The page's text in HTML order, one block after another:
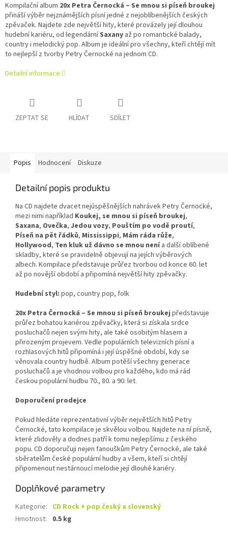
Kompilační album 20x Petra Černocká – Se mnou si píseň broukej
přináší výběr nejznámějších písní jedné z nejoblíbenějších českých
zpěvaček. Najdete zde největší hity, které provázely její dlouhou
hudební kariéru, od legendárníSaxany až po romantické balady,
country i melodický pop. Album je ideální pro všechny, kteří chtějí mít
to nejlepší z tvorby Petry Černocké na jednom CD.
Detailní informace
ZEPTAT SE HLÍDAT SDÍLET
Popis Hodnocení Diskuze
Detailní popis produktu
Na CD najdete dvacet nejúspěšnějších nahrávek Petry Černocké,
mezi nimi například Koukej, se mnou si píseň broukej,
Saxana, Ovečka, Jedou vozy, Pouštím po vodě proutí,
Píseň na pět řádků, Mississippi, Mám ráda růže,
Hollywood, Ten kluk už dávno se mnou nenía další oblíbené
skladby, které se pravidelně objevují na jejích výběrových
albech. Kompilace představuje průřez tvorbou od konce 60. let
až po novější období a připomíná největší hity zpěvačky.
Hudební styl: pop, country pop, folk
20x Petra Černocká – Se mnou si píseň broukej představuje
průřez bohatou kariérou zpěvačky, která si získala srdce
posluchačů nejen svými hity, ale také osobitým hlasem a
přirozeným projevem. Vedle populárních televizních písní a
rozhlasových hitů připomíná i její úspěšné období, kdy se
věnovala country hudbě. Album potěší všechny generace
posluchačů a je vhodnou volbou pro každého, kdo má rád
českou populární hudbu 70., 80. a 90. let.
Doporučení prodejce
Pokud hledáte reprezentativní výběr největších hitů Petry
Černocké, tato kompilace je skvělou volbou. Najdete na ní písně,
které zlidověly a dodnes patří k tomu nejlepšímu z českého
popu. CD doporučuji nejen fanouškům Petry Černocké, ale také
sběratelům české populární hudby a všem, kteří si chtějí
připomenout nestárnoucí melodie její dlouhé kariéry.
Doplňkové parametry
Kategorie: CD Rock + pop český a slovenský
Hmotnost: 0.5 kg